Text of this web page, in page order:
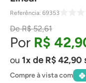
Referência: 69353
R$ 52,61
R$ 42,
1 de R$42,90
Compre à vista com